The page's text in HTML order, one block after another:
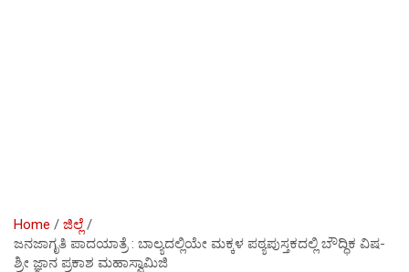
Home
ಜಿಲ್ಲೆ
ಜನಜಾಗೃತಿ ಪಾದಯಾತ್ರೆ : ಬಾಲ್ಯದಲ್ಲಿಯೇ ಮಕ್ಕಳ ಪಠ್ಯಪುಸ್ತಕದಲ್ಲಿ ಬೌದ್ಧಿಕ ವಿಷ-
ಶ್ರೀ ಜ್ಞಾನ ಪ್ರಕಾಶ ಮಹಾಸ್ವಾಮಿಜಿ